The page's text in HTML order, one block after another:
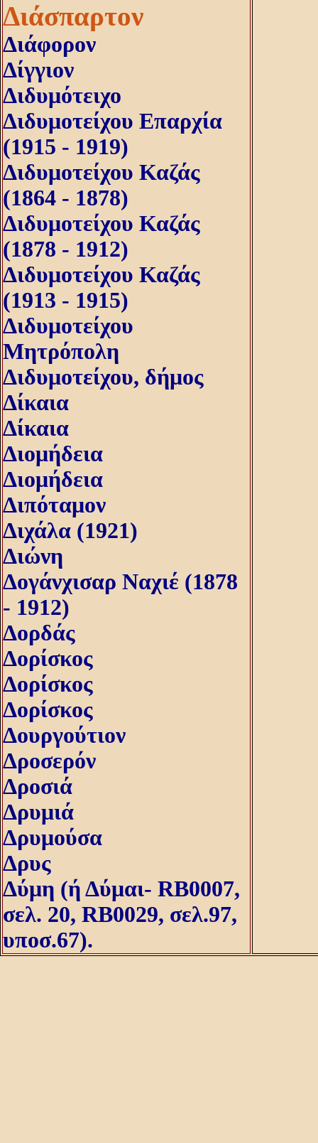
Διάσπαρτον
Διάφορον
Δίγγιον
Διδυμότειχο
Διδυμοτείχου Επαρχία
(1915 - 1919)
Διδυμοτείχου Καζάς
(1864 - 1878)
Διδυμοτείχου Καζάς
(1878 - 1912)
Διδυμοτείχου Καζάς
(1913 - 1915)
Διδυμοτείχου
Μητρόπολη
Διδυμοτείχου, δήμος
Δίκαια
Δίκαια
Διομήδεια
Διομήδεια
Διπόταμον
Διχάλα (1921)
Διώνη
Δογάνχισαρ Ναχιέ (1878
- 1912)
Δορδάς
Δορίσκος
Δορίσκος
Δορίσκος
Δουργούτιον
Δροσερόν
Δροσιά
Δρυμιά
Δρυμούσα
Δρυς
Δύμη (ή Δύμαι- RB0007,
σελ. 20, RB0029, σελ.97,
υποσ.67).